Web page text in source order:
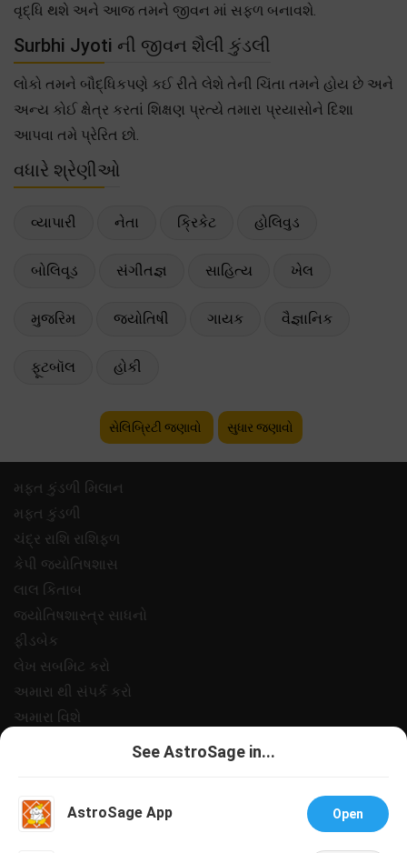
વૃદ્ધિ થશે અને આજ તમને જીવન માં સફળ બનાવશે.
Surbhi Jyoti ની જીવન શૈલી કુંડલી
લોકો તમને બૌદ્ધિકપણે કઈ રીતે લેશે તેની ચિંતા તમને હોય છે અને
અન્ય કોઈ ક્ષેત્ર કરતાં શિક્ષણ પ્રત્યે તમારા પ્રયાસોને દિશા
આપવા તમે પ્રેરિત છો.
વધારે શ્રેણીઓ
વ્યાપારી નેતા ક્રિકેટ હોલિવુડ
બોલિવૂડ સંગીતજ્ઞ સાહિત્ય ખેલ
મુજરિમ જ્યોતિષી ગાયક વૈજ્ઞાનિક
ફૂટબૉલ હોકી
સેલિબ્રિટી જણાવો સુધાર જણાવો
મફ્ત કુંડળી મિલાન
મફ્ત કુંડળી
ચંદ્ર રાશિ રાશિફળ
કેપી જ્યોતિષશાસ
લાલ કિતાબ
જ્યોતિષશાસ્ત્ર સાધનો
ફીડબેક
લેખ સબમિટ કરો
અમારા થી સંપર્ક કરો
અમારા વિશે
સપોર
See AstroSage in...
AstroSage App Open